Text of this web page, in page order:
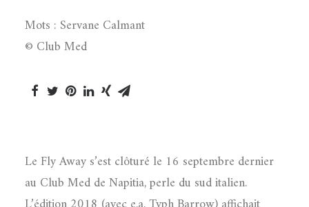
Mots : Servane Calmant
© Club Med
Le Fly Away s’est clôturé le 16 septembre dernier
au Club Med de Napitia, perle du sud italien.